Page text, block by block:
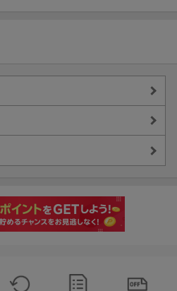
分を比べてしま